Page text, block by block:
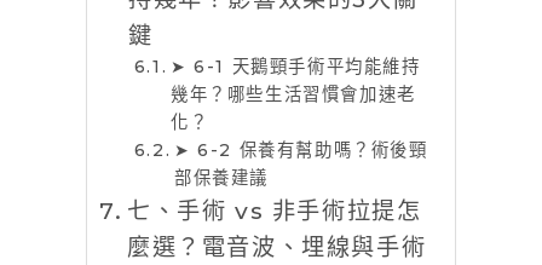
鍵
➤ 6-1 天鵝頸手術平均能維持
幾年？哪些生活習慣會加速老
化？
➤ 6-2 保養有幫助嗎？術後頸
部保養建議
七、手術 vs 非手術拉提怎
麼選？電音波、埋線與手術